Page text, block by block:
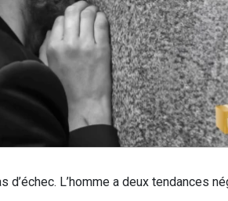
d’échec. L’homme a deux tendances